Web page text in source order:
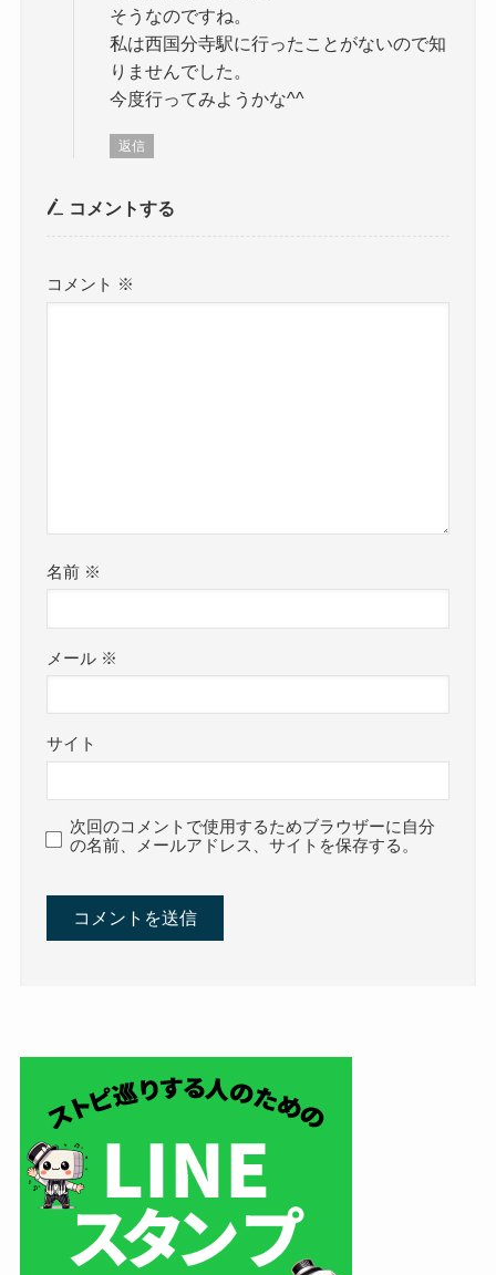
そうなのですね。
私は西国分寺駅に行ったことがないので知
りませんでした。
今度行ってみようかな^^
返信
コメントする
コメント ※
名前 ※
メール ※
サイト
次回のコメントで使用するためブラウザーに自分
の名前、メールアドレス、サイトを保存する。